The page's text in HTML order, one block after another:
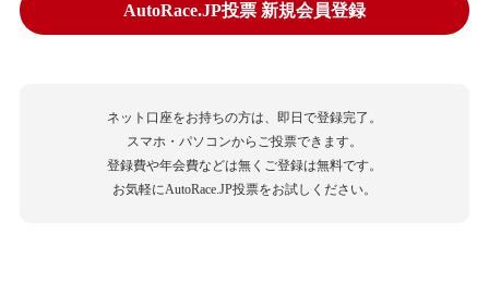
AutoRace.JP投票 新規会員登録
ネット口座をお持ちの方は、即日で登録完了。
スマホ・パソコンからご投票できます。
登録費や年会費などは無くご登録は無料です。
お気軽にAutoRace.JP投票をお試しください。